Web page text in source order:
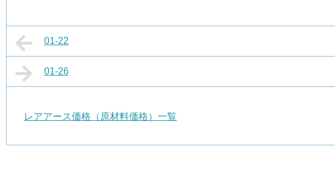
01-22
01-26
レアアース価格（原材料価格）一覧